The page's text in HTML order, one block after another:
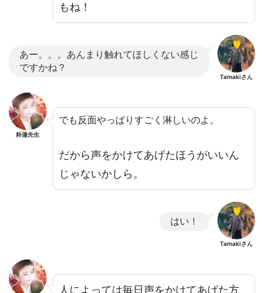
もね！
あー。。。あんまり触れてほしくない感じ
ですかね？
Tamakiさん
粋蓮先生
でも反面やっぱりすごく淋しいのよ。
だから声をかけてあげたほうがいいん
じゃないかしら。
はい！
Tamakiさん
人によっては毎日声をかけてあげた方